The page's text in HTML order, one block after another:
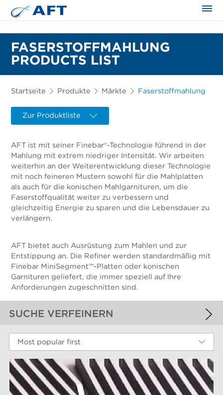
FASERSTOFFMAHLUNG
PRODUCTS LIST
Startseite Produkte Märkte Faserstoffmahlung
Zur Produktliste
AFT ist mit seiner Finebar®-Technologie führend in der
Mahlung mit extrem niedriger Intensität. Wir arbeiten
weiterhin an der Weiterentwicklung dieser Technologie
mit noch feineren Mustern sowohl für die Mahlplatten
als auch für die konischen Mahlgarnituren, um die
Faserstoffqualität weiter zu verbessern und
gleichzeitig Energie zu sparen und die Lebensdauer zu
verlängern.
AFT bietet auch Ausrüstung zum Mahlen und zur
Entstippung an. Die Refiner werden standardmäßig mit
Finebar MiniSegment™-Platten oder konischen
Garnituren geliefert, die immer speziell auf Ihre
Anforderungen zugeschnitten sind.
SUCHE VERFEINERN
ANGEWANDTE FILTER
Faserstoffmahlung
WEITERE FILTER
Most popular first